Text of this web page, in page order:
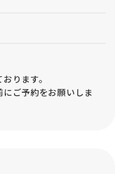
ります。
ご予約をお願いしま